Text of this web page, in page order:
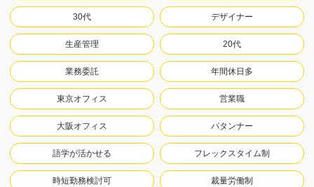
30代 デザイナー
生産管理 20代
業務委託 年間休日多
東京オフィス 営業職
大阪オフィス パタンナー
語学が活かせる フレックスタイム制
時短勤務検討可 裁量労働制